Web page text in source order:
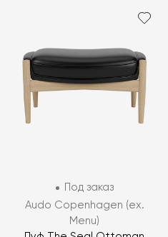
Под заказ
Audo Copenhagen (ex.
Menu)